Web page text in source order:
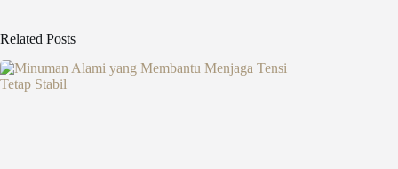
Related Posts